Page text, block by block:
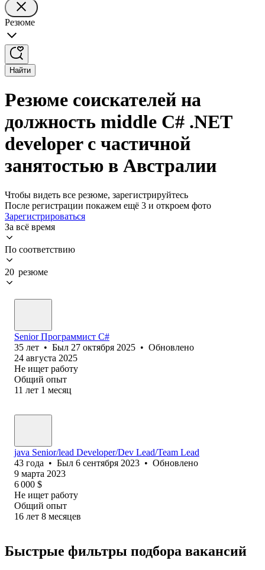
Резюме
Найти
Резюме соискателей на
должность middle C# .NET
developer с частичной
занятостью в Австралии
Чтобы видеть все резюме, зарегистрируйтесь
После регистрации покажем ещё 3 и откроем фото
Зарегистрироваться
За всё время
По соответствию
20 резюме
Senior Программист C#
35 лет • Был 27 октября 2025 • Обновлено
24 августа 2025
Не ищет работу
Общий опыт
11 лет 1 месяц
java Senior/lead Developer/Dev Lead/Team Lead
43 года • Был 6 сентября 2023 • Обновлено
9 марта 2023
6 000 $
Не ищет работу
Общий опыт
16 лет 8 месяцев
Быстрые фильтры подбора вакансий